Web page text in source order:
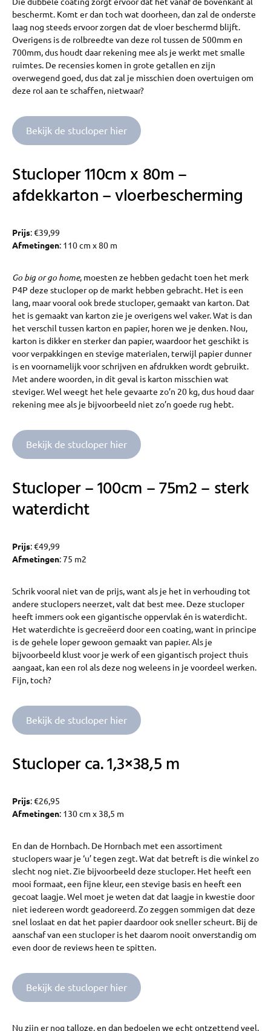
beschermt. Komt er dan toch wat doorheen, dan zal de onderste
laag nog steeds ervoor zorgen dat de vloer beschermd blijft.
Overigens is de rolbreedte van deze rol tussen de 500mm en
700mm, dus houdt daar rekening mee als je werkt met smalle
ruimtes. De recensies komen in grote getallen en zijn
overwegend goed, dus dat zal je misschien doen overtuigen om
deze rol aan te schaffen, nietwaar?
Bekijk de stucloper hier
Stucloper 110cm x 80m –
afdekkarton – vloerbescherming
Prijs: €39,99
Afmetingen: 110 cm x 80 m
Go big or go home, moesten ze hebben gedacht toen het merk
P4P deze stucloper op de markt hebben gebracht. Het is een
lang, maar vooral ook brede stucloper, gemaakt van karton. Dat
het is gemaakt van karton zie je overigens wel vaker. Wat is dan
het verschil tussen karton en papier, horen we je denken. Nou,
karton is dikker en sterker dan papier, waardoor het geschikt is
voor verpakkingen en stevige materialen, terwijl papier dunner
is en voornamelijk voor schrijven en afdrukken wordt gebruikt.
Met andere woorden, in dit geval is karton misschien wat
steviger. Wel weegt het hele gevaarte zo’n 20 kg, dus houd daar
rekening mee als je bijvoorbeeld niet zo’n goede rug hebt.
Bekijk de stucloper hier
Stucloper – 100cm – 75m2 – sterk
waterdicht
Prijs: €49,99
Afmetingen: 75 m2
Schrik vooral niet van de prijs, want als je het in verhouding tot
andere stuclopers neerzet, valt dat best mee. Deze stucloper
heeft immers ook een gigantische oppervlak én is waterdicht.
Het waterdichte is gecreëerd door een coating, want in principe
is de gehele loper gewoon gemaakt van papier. Als je
bijvoorbeeld klust voor je werk of een gigantisch project thuis
aangaat, kan een rol als deze nog weleens in je voordeel werken.
Fijn, toch?
Bekijk de stucloper hier
Stucloper ca. 1,3×38,5 m
Prijs: €26,95
Afmetingen: 130 cm x 38,5 m
En dan de Hornbach. De Hornbach met een assortiment
stuclopers waar je ‘u’ tegen zegt. Wat dat betreft is die winkel zo
slecht nog niet. Zie bijvoorbeeld deze stucloper. Het heeft een
mooi formaat, een fijne kleur, een stevige basis en heeft een
gecoat laagje. Wel moet je weten dat dat laagje in kwestie door
niet iedereen wordt geadoreerd. Zo zeggen sommigen dat deze
snel loslaat en dat het papier daardoor ook sneller scheurt. Bij de
aanschaf van een stucloper is het daarom nooit onverstandig om
even door de reviews heen te spitten.
Bekijk de stucloper hier
Nu zijn er nog talloze, en dan bedoelen we echt ontzettend veel,